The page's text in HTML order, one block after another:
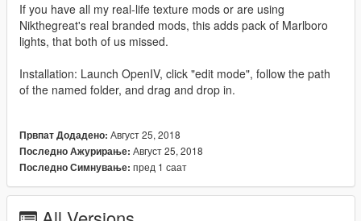
If you have all my real-life texture mods or are using
Nikthegreat's real branded mods, this adds pack of Marlboro
lights, that both of us missed.
Installation: Launch OpenIV, click "edit mode", follow the path
of the named folder, and drag and drop in.
Првпат Додадено: Август 25, 2018
Последно Ажурирање: Август 25, 2018
Последно Симнување: пред 1 саат